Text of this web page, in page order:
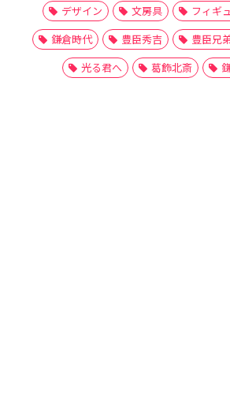
デザイン
文房具 フィギ
鎌倉時代
豊臣秀吉 豊臣兄
光る君へ
葛飾北斎